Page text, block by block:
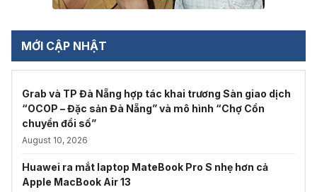
MỚI CẬP NHẬT
Grab và TP Đà Nẵng hợp tác khai trương Sàn giao dịch
“OCOP – Đặc sản Đà Nẵng” và mô hình “Chợ Cồn
chuyển đổi số”
August 10, 2026
Huawei ra mắt laptop MateBook Pro S nhẹ hơn cả
Apple MacBook Air 13